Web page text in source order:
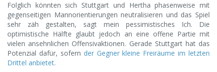
Folglich könnten sich Stuttgart und Hertha phasenweise mit
gegenseitigen Mannorientierungen neutralisieren und das Spiel
sehr zäh gestalten, sagt mein pessimistisches Ich. Die
optimistische Hälfte glaubt jedoch an eine offene Partie mit
vielen ansehnlichen Offensivaktionen. Gerade Stuttgart hat das
Potenzial dafür, sofern der Gegner kleine Freiräume im letzten
Drittel anbietet.